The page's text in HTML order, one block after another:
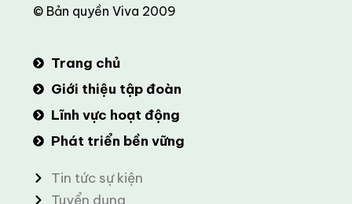
© Bản quyền Viva 2009
Trang chủ
Giới thiệu tập đoàn
Lĩnh vực hoạt động
Phát triển bền vững
Tin tức sự kiện
Tuyển dụng